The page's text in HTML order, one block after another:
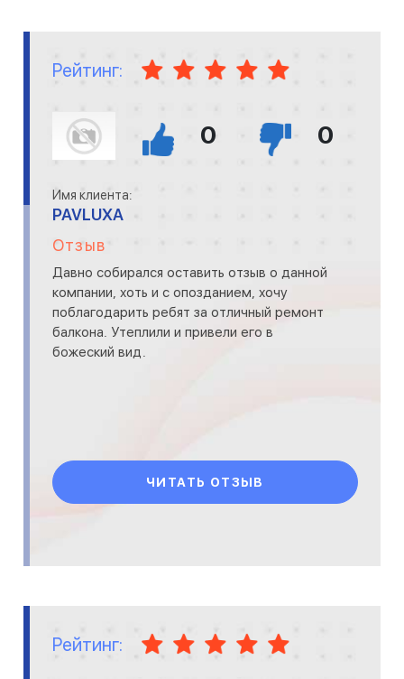
Рейтинг:
0 0
Имя клиента:
PAVLUXA
Отзыв
Давно собирался оставить отзыв о данной
компании, хоть и с опозданием, хочу
поблагодарить ребят за отличный ремонт
балкона. Утеплили и привели его в
божеский вид.
ЧИТАТЬ ОТЗЫВ
Рейтинг: